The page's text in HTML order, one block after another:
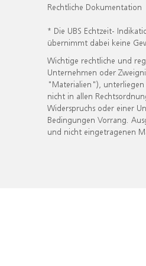
Rechtliche Dokumentation
* Die UBS Echtzeit-
übernimmt dabei keine
Wichtige rechtliche und
Unternehmen oder
"Materialien"), unterliegen
nicht in allen
Widerspruchs oder einer
Bedingungen Vorrang.
und nicht eingetragenen